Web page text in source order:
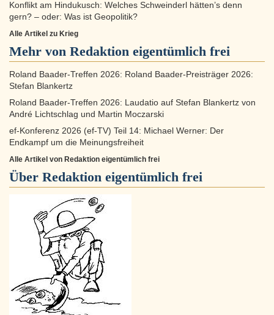
Konflikt am Hindukusch: Welches Schweinderl hätten’s denn
gern? – oder: Was ist Geopolitik?
Alle Artikel zu Krieg
Mehr von Redaktion eigentümlich frei
Roland Baader-Treffen 2026: Roland Baader-Preisträger 2026:
Stefan Blankertz
Roland Baader-Treffen 2026: Laudatio auf Stefan Blankertz von
André Lichtschlag und Martin Moczarski
ef-Konferenz 2026 (ef-TV) Teil 14: Michael Werner: Der
Endkampf um die Meinungsfreiheit
Alle Artikel von Redaktion eigentümlich frei
Über Redaktion eigentümlich frei